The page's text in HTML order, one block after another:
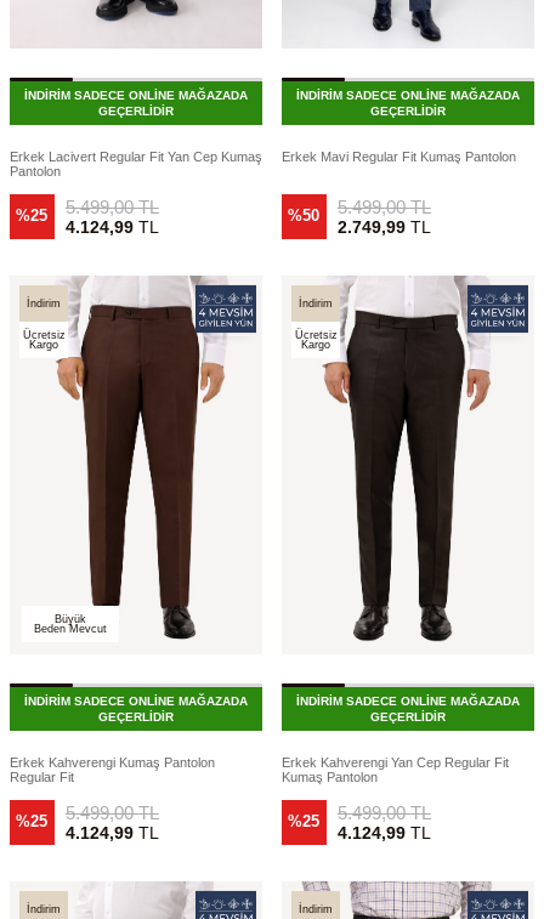
İNDİRİM SADECE ONLİNE MAĞAZADA
GEÇERLİDİR
Erkek Lacivert Regular Fit Yan Cep Kumaş
Pantolon
%25 5.499,00TL
4.124,99TL
İNDİRİM SADECE ONLİNE MAĞAZADA
GEÇERLİDİR
Erkek Mavi Regular Fit Kumaş Pantolon
%50 5.499,00TL
2.749,99TL
İndirim
Ücretsiz
Kargo
Büyük
Beden Mevcut
İNDİRİM SADECE ONLİNE MAĞAZADA
GEÇERLİDİR
Erkek Kahverengi Kumaş Pantolon
Regular Fit
%25 5.499,00TL
4.124,99TL
İndirim
Ücretsiz
Kargo
İNDİRİM SADECE ONLİNE MAĞAZADA
GEÇERLİDİR
Erkek Kahverengi Yan Cep Regular Fit
Kumaş Pantolon
%25 5.499,00TL
4.124,99TL
İndirim İndirim